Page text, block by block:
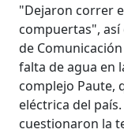
"Dejaron correr
compuertas",
de
falta de agua en
complejo Paute,
eléctrica del
cuestionaron la